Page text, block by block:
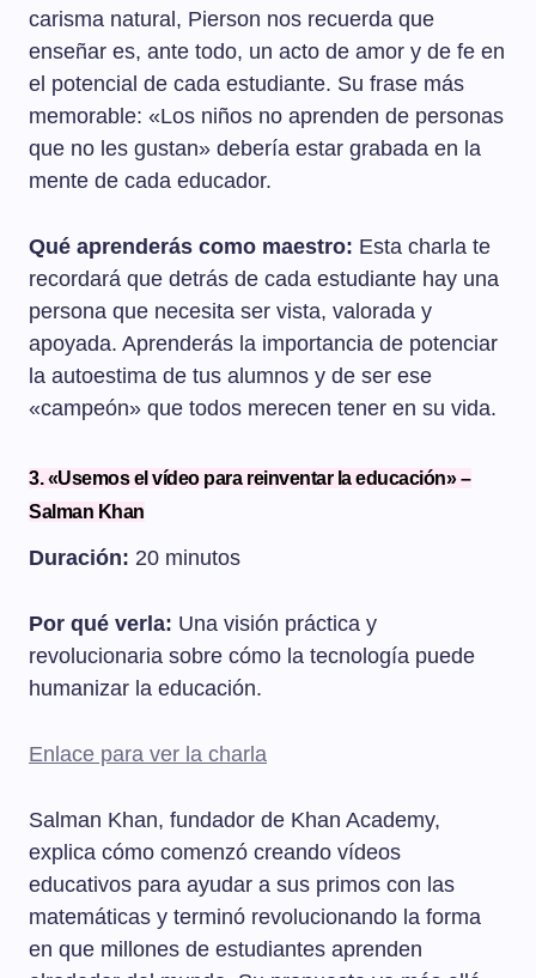
carisma natural, Pierson nos recuerda que
enseñar es, ante todo, un acto de amor y de fe en
el potencial de cada estudiante. Su frase más
memorable: «Los niños no aprenden de personas
que no les gustan» debería estar grabada en la
mente de cada educador.
Qué aprenderás como maestro: Esta charla te
recordará que detrás de cada estudiante hay una
persona que necesita ser vista, valorada y
apoyada. Aprenderás la importancia de potenciar
la autoestima de tus alumnos y de ser ese
«campeón» que todos merecen tener en su vida.
3. «Usemos el vídeo para reinventar la educación» –
Salman Khan
Duración: 20 minutos
Por qué verla: Una visión práctica y
revolucionaria sobre cómo la tecnología puede
humanizar la educación.
Enlace para ver la charla
Salman Khan, fundador de Khan Academy,
explica cómo comenzó creando vídeos
educativos para ayudar a sus primos con las
matemáticas y terminó revolucionando la forma
en que millones de estudiantes aprenden